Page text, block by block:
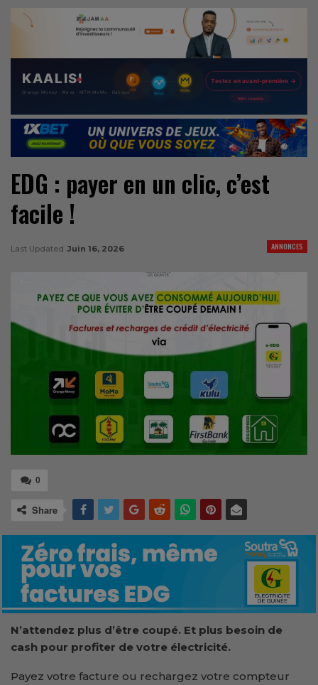
EDG : payer en un clic, c’est
facile !
ANNONCES
Last Updated Juin 16, 2026
0
Share
N’attendez plus d’être coupé. Et plus besoin de
cash pour profiter de votre électricité.
Payez votre facture ou rechargez votre compteur